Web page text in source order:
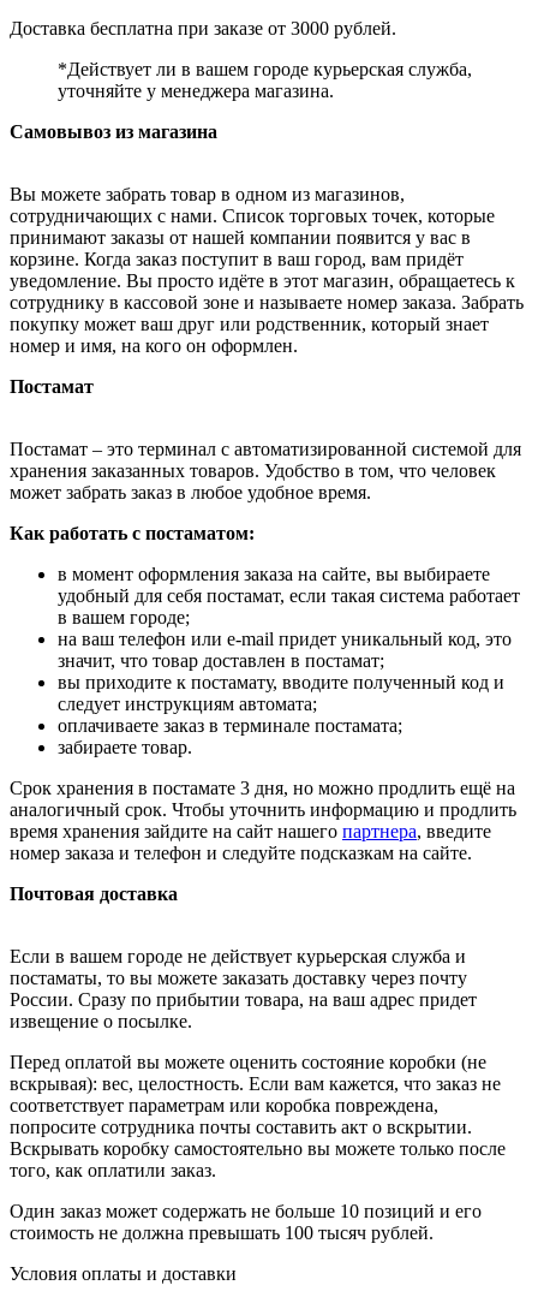
Доставка бесплатна при заказе от 3000 рублей.
*Действует ли в вашем городе курьерская служба,
уточняйте у менеджера магазина.
Самовывоз из магазина
Вы можете забрать товар в одном из магазинов,
сотрудничающих с нами. Список торговых точек, которые
принимают заказы от нашей компании появится у вас в
корзине. Когда заказ поступит в ваш город, вам придёт
уведомление. Вы просто идёте в этот магазин, обращаетесь к
сотруднику в кассовой зоне и называете номер заказа. Забрать
покупку может ваш друг или родственник, который знает
номер и имя, на кого он оформлен.
Постамат
Постамат – это терминал с автоматизированной системой для
хранения заказанных товаров. Удобство в том, что человек
может забрать заказ в любое удобное время.
Как работать с постаматом:
в момент оформления заказа на сайте, вы выбираете
удобный для себя постамат, если такая система работает
в вашем городе;
на ваш телефон или e-mail придет уникальный код, это
значит, что товар доставлен в постамат;
вы приходите к постамату, вводите полученный код и
следует инструкциям автомата;
оплачиваете заказ в терминале постамата;
забираете товар.
Срок хранения в постамате 3 дня, но можно продлить ещё на
аналогичный срок. Чтобы уточнить информацию и продлить
время хранения зайдите на сайт нашего партнера, введите
номер заказа и телефон и следуйте подсказкам на сайте.
Почтовая доставка
Если в вашем городе не действует курьерская служба и
постаматы, то вы можете заказать доставку через почту
России. Сразу по прибытии товара, на ваш адрес придет
извещение о посылке.
Перед оплатой вы можете оценить состояние коробки (не
вскрывая): вес, целостность. Если вам кажется, что заказ не
соответствует параметрам или коробка повреждена,
попросите сотрудника почты составить акт о вскрытии.
Вскрывать коробку самостоятельно вы можете только после
того, как оплатили заказ.
Один заказ может содержать не больше 10 позиций и его
стоимость не должна превышать 100 тысяч рублей.
Условия оплаты и доставки